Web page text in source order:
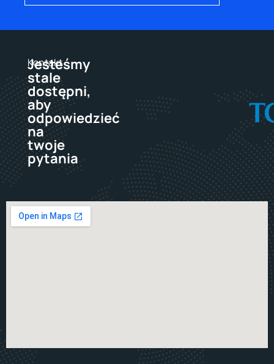
Kontakt
Jesteśmy
stale
dostępni,
aby
odpowiedzieć
na
twoje
pytania